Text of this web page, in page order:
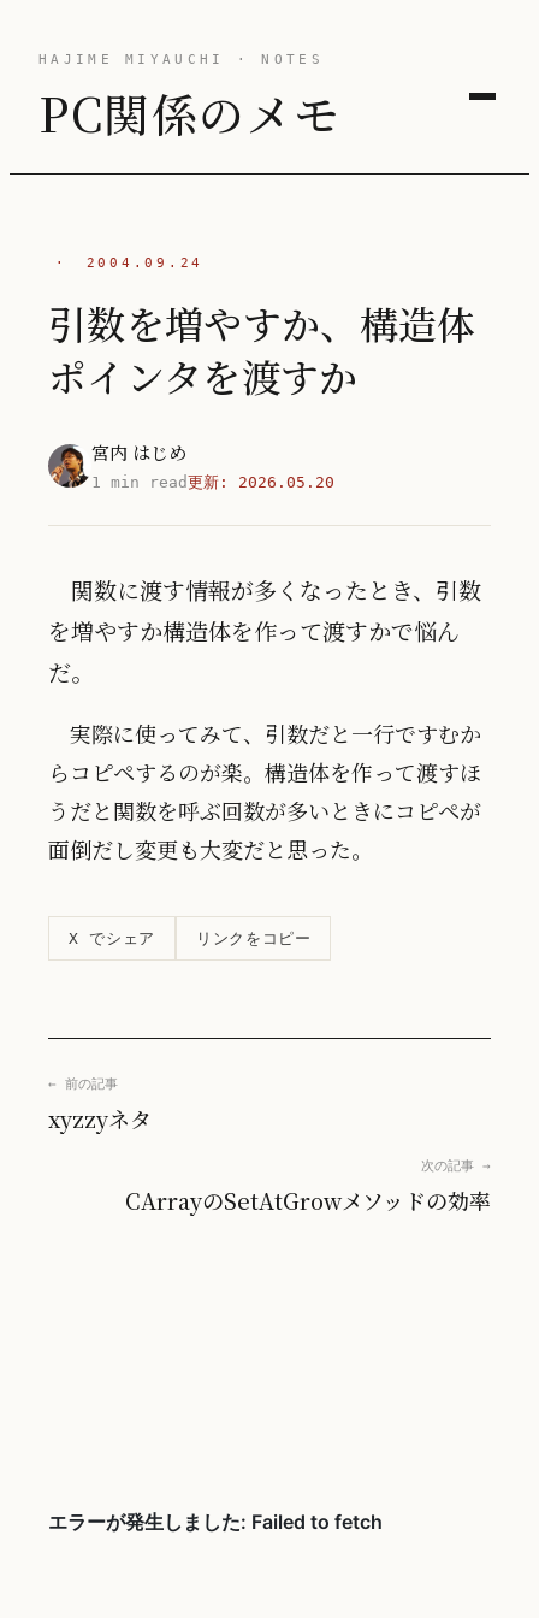
HAJIME MIYAUCHI · NOTES
PC関係のメモ
· 2004.09.24
引数を増やすか、構造体
ポインタを渡すか
宮内 はじめ
1 min read更新: 2026.05.20
関数に渡す情報が多くなったとき、引数
を増やすか構造体を作って渡すかで悩ん
だ。
実際に使ってみて、引数だと一行ですむか
らコピペするのが楽。構造体を作って渡すほ
うだと関数を呼ぶ回数が多いときにコピペが
面倒だし変更も大変だと思った。
X でシェア リンクをコピー
← 前の記事
xyzzyネタ
次の記事 →
CArrayのSetAtGrowメソッドの効率